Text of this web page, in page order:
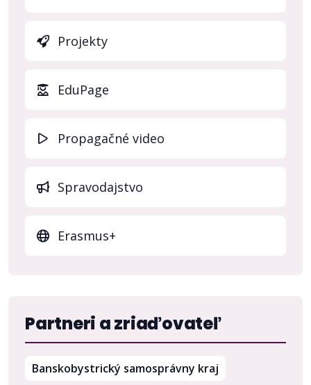
Projekty
EduPage
Propagačné video
Spravodajstvo
Erasmus+
Partneri a zriaďovateľ
Banskobystrický samosprávny kraj